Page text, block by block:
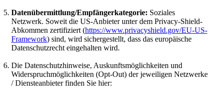
Datenübermittlung/Empfängerkategorie: Soziales
Netzwerk. Soweit die US-Anbieter unter dem Privacy-Shield-
Abkommen zertifiziert (https://www.privacyshield.gov/EU-US-
Framework) sind, wird sichergestellt, dass das europäische
Datenschutzrecht eingehalten wird.
Die Datenschutzhinweise, Auskunftsmöglichkeiten und
Widerspruchmöglichkeiten (Opt-Out) der jeweiligen Netzwerke
/ Diensteanbieter finden Sie hier: